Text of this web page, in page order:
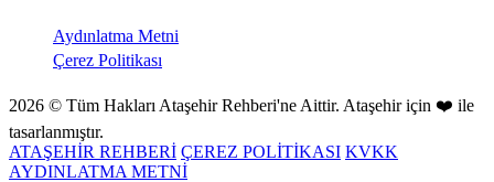
Aydınlatma Metni
Çerez Politikası
2026 © Tüm Hakları Ataşehir Rehberi'ne Aittir. Ataşehir için ❤️ ile
tasarlanmıştır.
ATAŞEHİR REHBERİ ÇEREZ POLİTİKASI KVKK
AYDINLATMA METNİ